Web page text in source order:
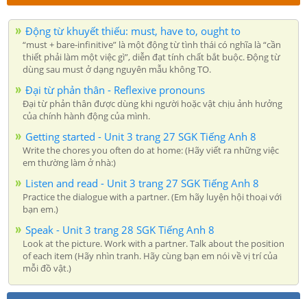
Động từ khuyết thiếu: must, have to, ought to
“must + bare-infinitive” là một động từ tình thái có nghĩa là “cần
thiết phải làm một việc gì”, diễn đạt tính chất bắt buộc. Động từ
dùng sau must ở dạng nguyên mẫu không TO.
Đại từ phản thân - Reflexive pronouns
Đại từ phản thân được dùng khi người hoặc vật chịu ảnh hưởng
của chính hành động của mình.
Getting started - Unit 3 trang 27 SGK Tiếng Anh 8
Write the chores you often do at home: (Hãy viết ra những việc
em thường làm ở nhà:)
Listen and read - Unit 3 trang 27 SGK Tiếng Anh 8
Practice the dialogue with a partner. (Em hãy luyện hội thoại với
bạn em.)
Speak - Unit 3 trang 28 SGK Tiếng Anh 8
Look at the picture. Work with a partner. Talk about the position
of each item (Hãy nhìn tranh. Hãy cùng bạn em nói về vị trí của
mỗi đồ vật.)